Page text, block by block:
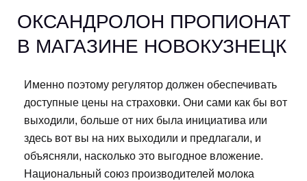
ОКСАНДРОЛОН ПРОПИОНАТ
В МАГАЗИНЕ НОВОКУЗНЕЦК
Именно поэтому регулятор должен обеспечивать
доступные цены на страховки. Они сами как бы вот
выходили, больше от них была инициатива или
здесь вот вы на них выходили и предлагали, и
объясняли, насколько это выгодное вложение.
Национальный союз производителей молока